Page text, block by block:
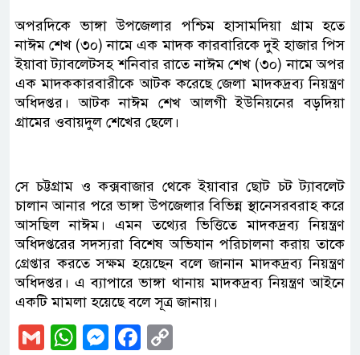
অপরদিকে ভাঙ্গা উপজেলার পশ্চিম হাসামদিয়া গ্রাম হতে
নাঈম শেখ (৩০) নামে এক মাদক কারবারিকে দুই হাজার পিস
ইয়াবা ট্যাবলেটসহ শনিবার রাতে নাঈম শেখ (৩০) নামে অপর
এক মাদককারবারীকে আটক করেছে জেলা মাদকদ্রব্য নিয়ন্ত্রণ
অধিদপ্তর। আটক নাঈম শেখ আলগী ইউনিয়নের বড়দিয়া
গ্রামের ওবায়দুল শেখের ছেলে।
সে চট্টগ্রাম ও কক্সবাজার থেকে ইয়াবার ছোট চট ট্যাবলেট
চালান আনার পরে ভাঙ্গা উপজেলার বিভিন্ন স্থানেসরবরাহ করে
আসছিল নাঈম। এমন তথ্যের ভিত্তিতে মাদকদ্রব্য নিয়ন্ত্রণ
অধিদপ্তরের সদস্যরা বিশেষ অভিযান পরিচালনা করায় তাকে
গ্রেপ্তার করতে সক্ষম হয়েছেন বলে জানান মাদকদ্রব্য নিয়ন্ত্রণ
অধিদপ্তর। এ ব‍্যাপারে ভাঙ্গা থানায় মাদকদ্রব্য নিয়ন্ত্রণ আইনে
একটি মামলা হয়েছে বলে সূত্র জানায়।
GmailWhatsApp
Messenger
Facebook